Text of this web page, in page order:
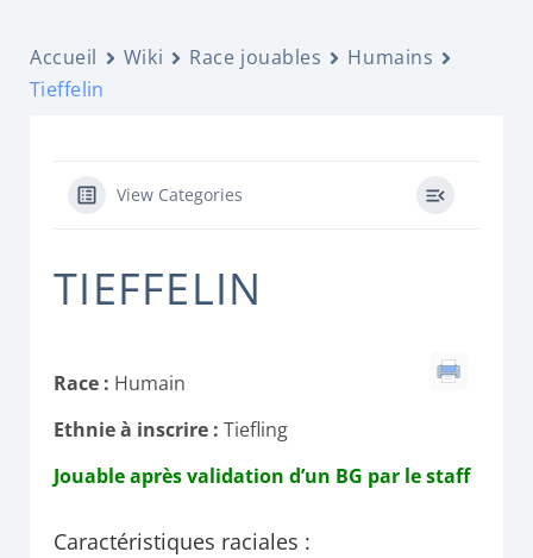
Accueil Wiki Race jouables
Humains
Tieffelin
View Categories
TIEFFELIN
Race : Humain
Ethnie à inscrire : Tiefling
Jouable après validation d’un BG par le staff
Caractéristiques raciales :